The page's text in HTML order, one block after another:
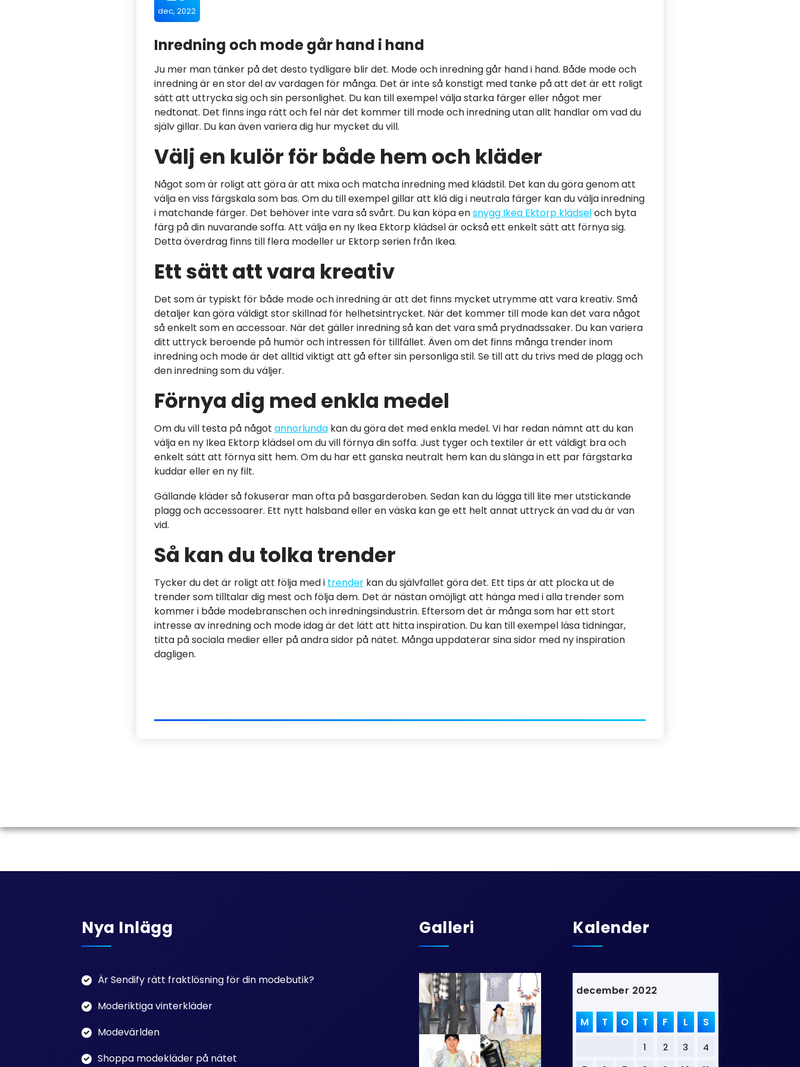
dec, 2022
Inredning och mode går hand i hand
Ju mer man tänker på det desto tydligare blir det. Mode och inredning går hand i hand. Både mode och
inredning är en stor del av vardagen för många. Det är inte så konstigt med tanke på att det är ett roligt
sätt att uttrycka sig och sin personlighet. Du kan till exempel välja starka färger eller något mer
nedtonat. Det finns inga rätt och fel när det kommer till mode och inredning utan allt handlar om vad du
själv gillar. Du kan även variera dig hur mycket du vill.
Välj en kulör för både hem och kläder
Något som är roligt att göra är att mixa och matcha inredning med klädstil. Det kan du göra genom att
välja en viss färgskala som bas. Om du till exempel gillar att klä dig i neutrala färger kan du välja inredning
i matchande färger. Det behöver inte vara så svårt. Du kan köpa ensnygg Ikea Ektorp klädseloch byta
färg på din nuvarande soffa. Att välja en ny Ikea Ektorp klädsel är också ett enkelt sätt att förnya sig.
Detta överdrag finns till flera modeller ur Ektorp serien från Ikea.
Ett sätt att vara kreativ
Det som är typiskt för både mode och inredning är att det finns mycket utrymme att vara kreativ. Små
detaljer kan göra väldigt stor skillnad för helhetsintrycket. När det kommer till mode kan det vara något
så enkelt som en accessoar. När det gäller inredning så kan det vara små prydnadssaker. Du kan variera
ditt uttryck beroende på humör och intressen för tillfället. Även om det finns många trender inom
inredning och mode är det alltid viktigt att gå efter sin personliga stil. Se till att du trivs med de plagg och
den inredning som du väljer.
Förnya dig med enkla medel
Om du vill testa på något annorlundakan du göra det med enkla medel. Vi har redan nämnt att du kan
välja en ny Ikea Ektorp klädsel om du vill förnya din soffa. Just tyger och textiler är ett väldigt bra och
enkelt sätt att förnya sitt hem. Om du har ett ganska neutralt hem kan du slänga in ett par färgstarka
kuddar eller en ny filt.
Gällande kläder så fokuserar man ofta på basgarderoben. Sedan kan du lägga till lite mer utstickande
plagg och accessoarer. Ett nytt halsband eller en väska kan ge ett helt annat uttryck än vad du är van
vid.
Så kan du tolka trender
Tycker du det är roligt att följa med i trenderkan du självfallet göra det. Ett tips är att plocka ut de
trender som tilltalar dig mest och följa dem. Det är nästan omöjligt att hänga med i alla trender som
kommer i både modebranschen och inredningsindustrin. Eftersom det är många som har ett stort
intresse av inredning och mode idag är det lätt att hitta inspiration. Du kan till exempel läsa tidningar,
titta på sociala medier eller på andra sidor på nätet. Många uppdaterar sina sidor med ny inspiration
dagligen.
Nya Inlägg
Är Sendify rätt fraktlösning för din modebutik?
Moderiktiga vinterkläder
Modevärlden
Shoppa modekläder på nätet
Galleri Kalender
december 2022
M T O T F L S
1 2 3
4